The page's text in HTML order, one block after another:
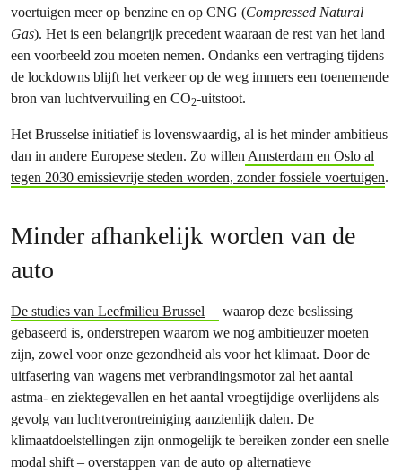
voertuigen meer op benzine en op CNG (Compressed Natural
Gas). Het is een belangrijk precedent waaraan de rest van het land
een voorbeeld zou moeten nemen. Ondanks een vertraging tijdens
de lockdowns blijft het verkeer op de weg immers een toenemende
bron van luchtvervuiling en CO2-uitstoot.
Het Brusselse initiatief is lovenswaardig, al is het minder ambitieus
dan in andere Europese steden. Zo willenAmsterdam en Oslo al
tegen 2030 emissievrije steden worden, zonder fossiele voertuigen.
Minder afhankelijk worden van de
auto
De studies van Leefmilieu Brussel
waarop deze beslissing
gebaseerd is, onderstrepen waarom we nog ambitieuzer moeten
zijn, zowel voor onze gezondheid als voor het klimaat. Door de
uitfasering van wagens met verbrandingsmotor zal het aantal
astma- en ziektegevallen en het aantal vroegtijdige overlijdens als
gevolg van luchtverontreiniging aanzienlijk dalen. De
klimaatdoelstellingen zijn onmogelijk te bereiken zonder een snelle
modal shift – overstappen van de auto op alternatieve